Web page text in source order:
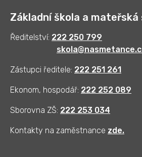
Základní škola a mateřská
Ředitelství: 222 250 799
Zástupci ředitele: 222 251 261
Ekonom, hospodář: 222 252 089
Sborovna ZŠ: 222 253 034
Kontakty na zaměstnance zde.